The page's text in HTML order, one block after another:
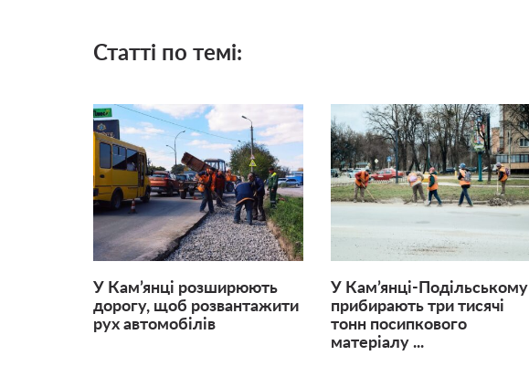
Статті по темі:
У Кам’янці розширюють
дорогу, щоб розвантажити
рух автомобілів
У Кам’янці-Подільському
прибирають три тисячі
тонн посипкового
матеріалу ...